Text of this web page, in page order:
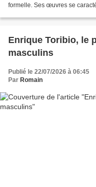
formelle. Ses œuvres se
Enrique Toribio, le
masculins
Publié le 22/07/2026 à 06:45
Par Romain